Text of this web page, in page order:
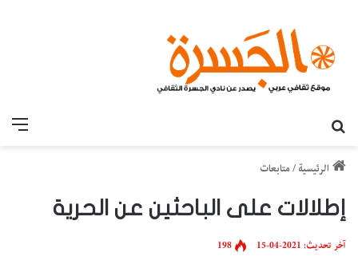
الرئيسية /متابعات
إطلالات على الباحثين عن الحرية
آخر تحديث: 2021-04-15 198